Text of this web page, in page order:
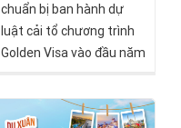
chuẩn bị ban hành dự
luật cải tổ chương trình
Golden Visa vào đầu năm
khắc phục các bất cập
tồn tại trong thời hạn